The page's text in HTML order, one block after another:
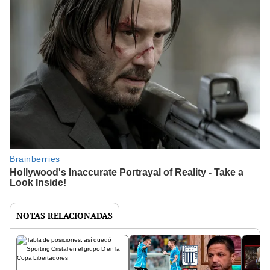
NOTAS RELACIONADAS